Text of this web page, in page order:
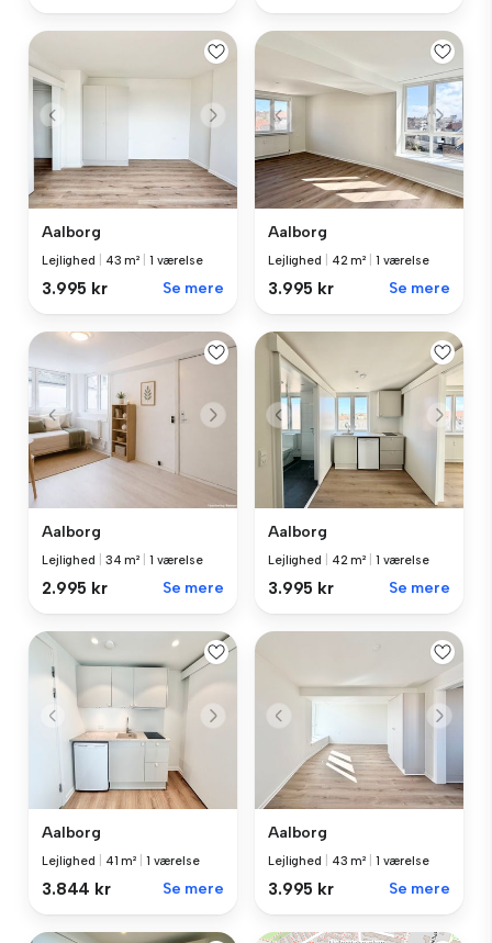
Aalborg
Lejlighed 43 m² 1 værelse
3.995 kr Se mere
Aalborg
Lejlighed 42 m² 1 værelse
3.995 kr Se mere
Aalborg
Lejlighed 34 m² 1 værelse
2.995 kr Se mere
Aalborg
Lejlighed 42 m² 1 værelse
3.995 kr Se mere
Aalborg
Lejlighed 41 m² 1 værelse
3.844 kr Se mere
Aalborg
Lejlighed 43 m² 1 værelse
3.995 kr Se mere